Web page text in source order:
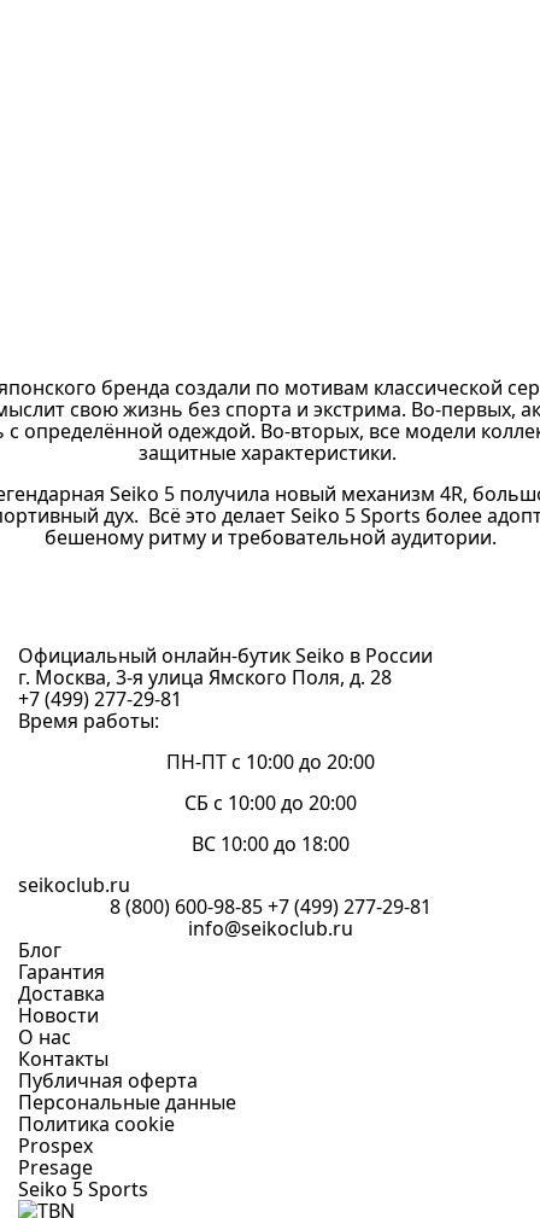
бренда создали по мотивам классической
свою жизнь без спорта и экстрима. Во-первых,
с определённой одеждой. Во-вторых, все модели
защитные характеристики.
Seiko 5 получила новый механизм 4R,
дух. Всё это делает Seiko 5 Sports более
бешеному ритму и требовательной аудитории.
Официальный онлайн-бутик Seiko в России
г. Москва, 3-я улица Ямского Поля, д. 28
+7 (499) 277-29-81
Время работы:
ПН-ПТ с 10:00 до 20:00
СБ с 10:00 до 20:00
ВС 10:00 до 18:00
seikoclub.ru
8 (800) 600-98-85 +7 (499) 277-29-81
info@seikoclub.ru
Блог
Гарантия
Доставка
Новости
О нас
Контакты
Публичная оферта
Персональные данные
Политика cookie
Prospex
Presage
Seiko 5 Sports